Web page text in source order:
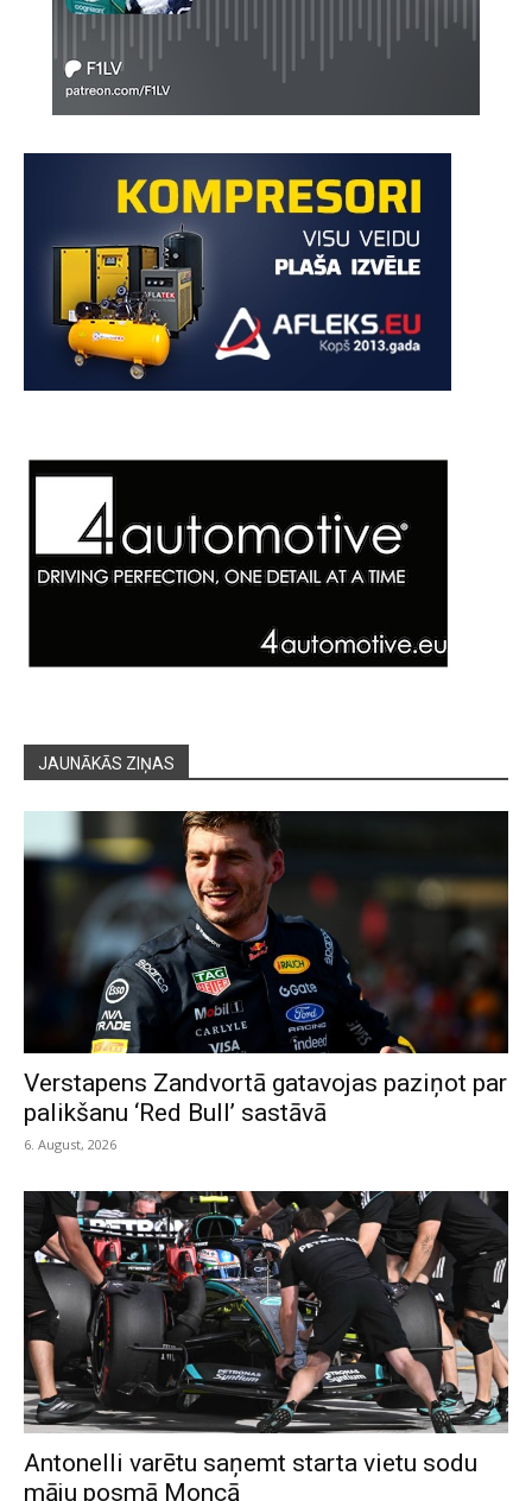
JAUNĀKĀS ZIŅAS
Verstapens Zandvortā gatavojas paziņot par
palikšanu ‘Red Bull’ sastāvā
6. August, 2026
Antonelli varētu saņemt starta vietu sodu
māju posmā Moncā